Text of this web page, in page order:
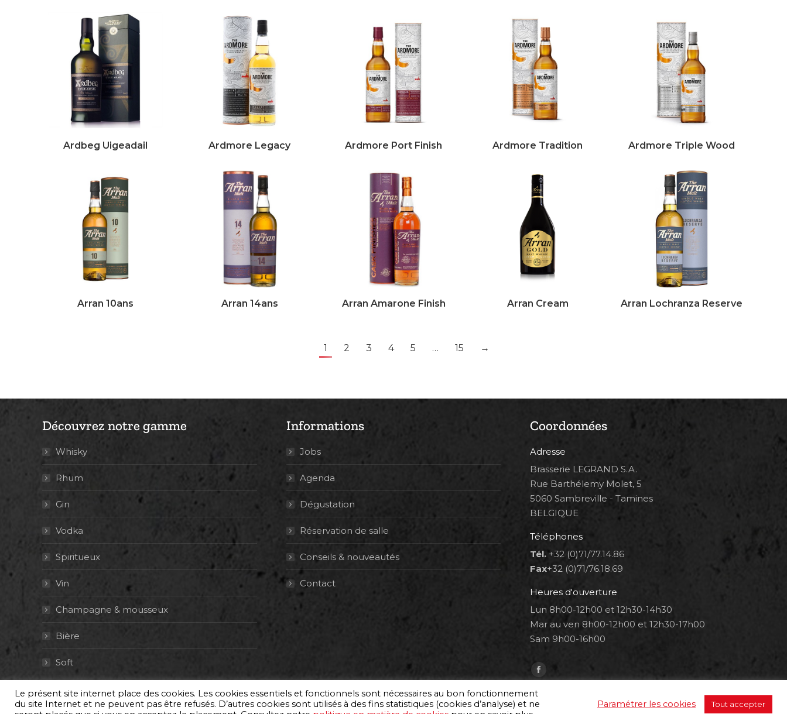
Ardbeg Uigeadail Ardmore Legacy Ardmore Port Finish Ardmore Tradition Ardmore Triple Wood
Arran 10ans Arran 14ans Arran Amarone Finish Arran Cream Arran Lochranza Reserve
1 2 3 4 5 … 15 →
Découvrez notre gamme
Whisky
Rhum
Gin
Vodka
Spiritueux
Vin
Champagne & mousseux
Bière
Soft
Informations
Jobs
Agenda
Dégustation
Réservation de salle
Conseils & nouveautés
Contact
Coordonnées
Adresse
Brasserie LEGRAND S.A.
Rue Barthélemy Molet, 5
5060 Sambreville - Tamines
BELGIQUE
Téléphones
Tél. +32 (0)71/77.14.86
Fax+32 (0)71/76.18.69
Heures d'ouverture
Lun 8h00-12h00 et 12h30-14h30
Mar au ven 8h00-12h00 et 12h30-17h00
Sam 9h00-16h00
Trouvez nous sur :
Facebook
page
opens
© By Poush
Le présent site internet place des cookies. Les cookies essentiels et fonctionnels sont nécessaires au bon fonctionnement
du site Internet et ne peuvent pas être refusés. D’autres cookies sont utilisés à des fins statistiques (cookies d’analyse) et ne
Paramétrer les cookies Tout accepter